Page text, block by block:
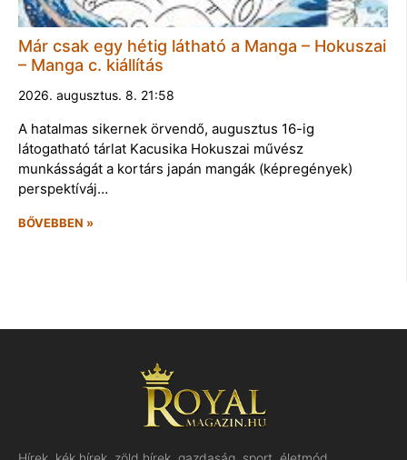
Már csak egy hétig látható a Manga – Hokuszai
– Manga c. kiállítás
2026. augusztus. 8. 21:58
A hatalmas sikernek örvendő, augusztus 16-ig
látogatható tárlat Kacusika Hokuszai művész
munkásságát a kortárs japán mangák (képregények)
perspektíváj…
BŐVEBBEN »